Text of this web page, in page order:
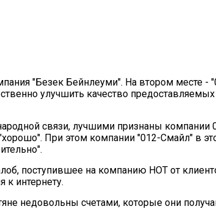
"Безек Бейнлеуми". На втором месте -
улучшить качество предоставляемых
связи, лучшими признаны компании
При этом компании "012-Смайл" в
поступившее на компанию HOT от
к интернету.
недовольны счетами, которые они